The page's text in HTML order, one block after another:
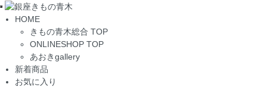
Toggle
navigation
HOME
きもの青木総合 TOP
ONLINESHOP TOP
あおきgallery
新着商品
お気に入り